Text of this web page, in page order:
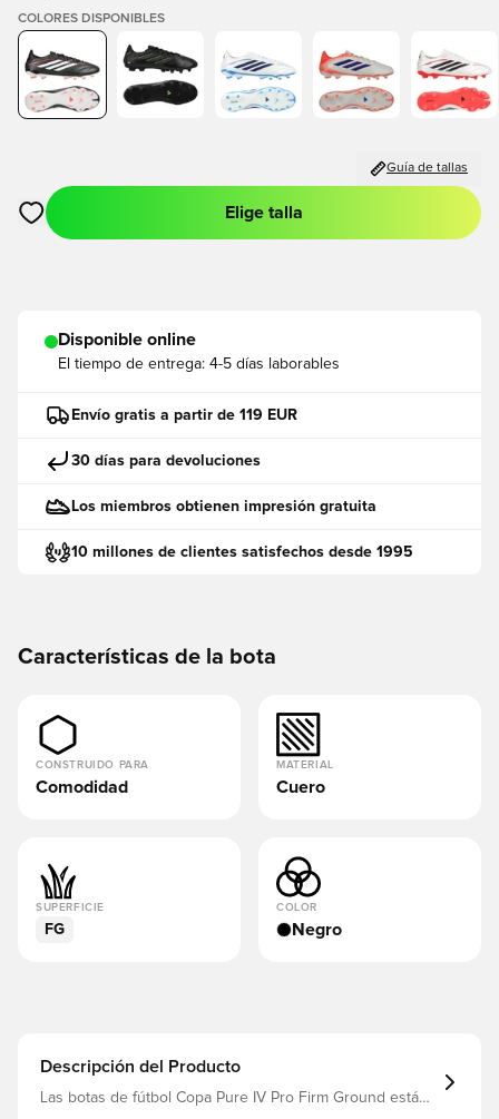
COLORES DISPONIBLES
Guía de tallas
Abre un modal para iniciar sesión o registrarse como miembro
Elige talla
Disponible online
El tiempo de entrega: 4-5 días laborables
Envío gratis a partir de 119 EUR
30 días para devoluciones
Los miembros obtienen impresión gratuita
10 millones de clientes satisfechos desde 1995
Características de la bota
CONSTRUIDO PARA
Comodidad
MATERIAL
Cuero
SUPERFICIE
FG
COLOR
Negro
Descripción del Producto
Las botas de fútbol Copa Pure IV Pro Firm Ground están